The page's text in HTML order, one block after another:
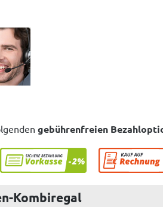
gebührenfreien
Kombiregal